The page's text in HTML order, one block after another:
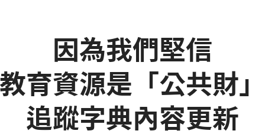
因為我們堅信
教育資源是「公共財」
追蹤字典內容更新